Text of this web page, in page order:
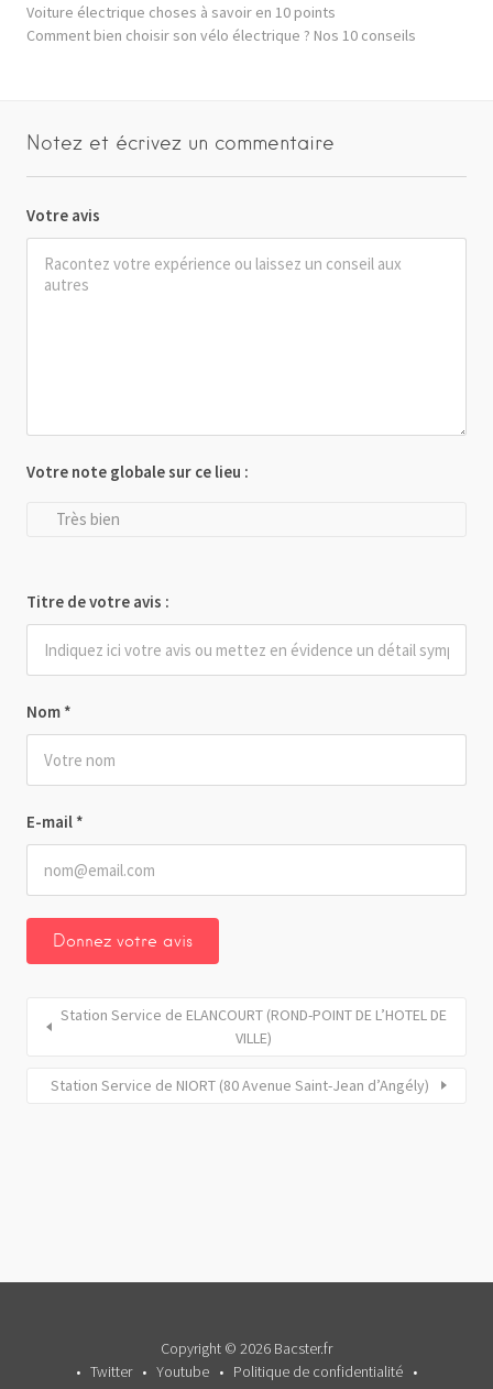
Voiture électrique choses à savoir en 10 points
Comment bien choisir son vélo électrique ? Nos 10 conseils
Notez et écrivez un commentaire
Votre avis
Nom *
E-mail *
Votre note globale sur ce lieu :
Très bien
Titre de votre avis :
Station Service de ELANCOURT (ROND-POINT DE L’HOTEL DE
VILLE)
Station Service de NIORT (80 Avenue Saint-Jean d’Angély)
Copyright © 2026 Bacster.fr
Twitter
Youtube
Politique de confidentialité